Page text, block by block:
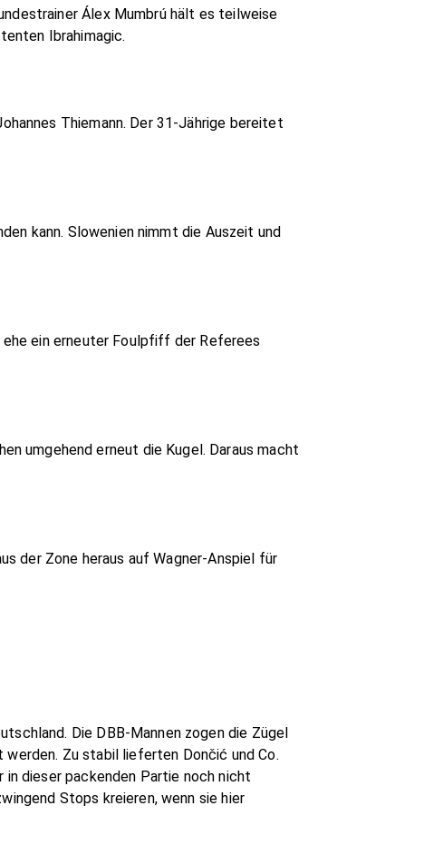
Álex Mumbrú hält es teilweise
Ibrahimagic.
Thiemann. Der 31-Jährige bereitet
kann. Slowenien nimmt die Auszeit und
ein erneuter Foulpfiff der Referees
umgehend erneut die Kugel. Daraus macht
der Zone heraus auf Wagner-Anspiel für
Die DBB-Mannen zogen die Zügel
Zu stabil lieferten Dončić und Co.
dieser packenden Partie noch nicht
Stops kreieren, wenn sie hier